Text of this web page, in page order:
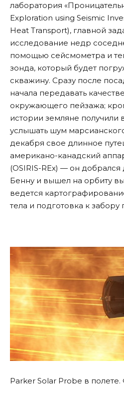
лаборатория
Exploration using Seismic
Heat Transport), главной
исследование недр
помощью сейсмометра и
зонда, который будет
скважину. Сразу после
начала передавать
окружающего пейзажа;
истории земляне получили
услышать шум
декабря свое длинное
американо-канадский
(OSIRIS-REx) — он добрался
Бенну и вышел на орбиту
ведется
тела и подготовка к забору
Parker Solar Probe в полете.